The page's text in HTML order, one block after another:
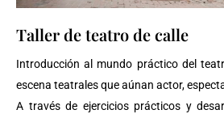
Taller de teatro de calle
Introducción al mundo práctico del
escena teatrales que aúnan actor,
A través de ejercicios prácticos y